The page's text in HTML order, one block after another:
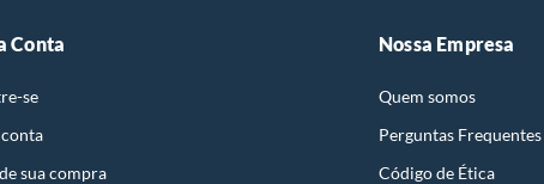
poderá ser substituído, imediatamente, acrescido
poderá optar por:
condições de uso;
Conta
se
sua compra
Nossa Empresa
Quem somos
Perguntas Frequentes
Código de Ética